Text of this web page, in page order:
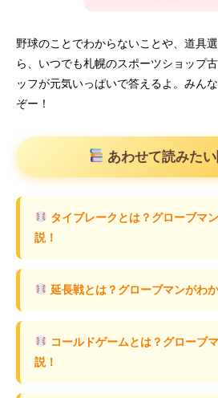
野球のことでわからないことや、道具
ら、いつでも札幌のスポーツショップ
ッフが元気いっぱいで答えるよ。みん
ぞー！
あわせて読みた
タイブレークとは？グローブマ
説！
延長戦とは？グローブマンがわ
コールドゲームとは？グローブ
説！